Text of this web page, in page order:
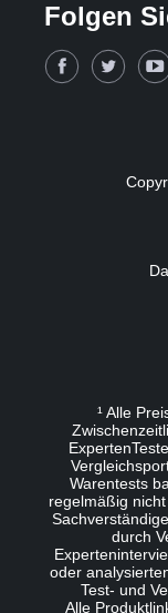
Folgen
¹ Alle
Warentests
regelmäßig
durch
oder
Test- und
Alle